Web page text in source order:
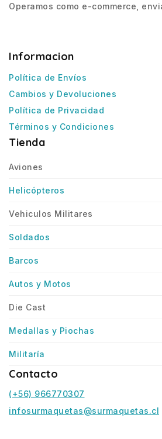
Operamos como e-commerce,
Informacion
Política de Envíos
Cambios y Devoluciones
Política de Privacidad
Términos y Condiciones
Tienda
Aviones
Helicópteros
Vehiculos Militares
Soldados
Barcos
Autos y Motos
Die Cast
Medallas y Piochas
Militaría
Contacto
(+56) 966770307
infosurmaquetas@surmaquetas.cl